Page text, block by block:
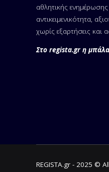
αθλητικής
αντικειμενικότητα,
χωρίς εξαρτήσεις και
Στο regista.gr η
REGISTA.gr - 2025 ©